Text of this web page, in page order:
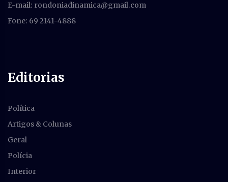
E-mail: rondoniadinamica@gmail.com
Fone: 69 2141-4888
Editorias
Política
Artigos & Colunas
Geral
Polícia
Interior